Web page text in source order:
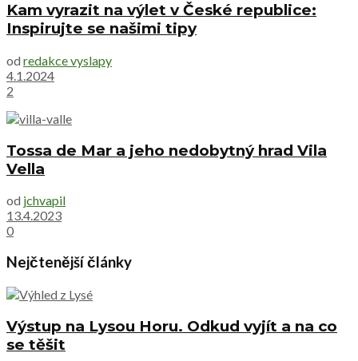
Kam vyrazit na výlet v České republice:
Inspirujte se našimi tipy
od redakce vyslapy
4.1.2024
2
Tossa de Mar a jeho nedobytný hrad Vila
Vella
od jchvapil
13.4.2023
0
Nejčtenější články
Výstup na Lysou Horu. Odkud vyjít a na co
se těšit